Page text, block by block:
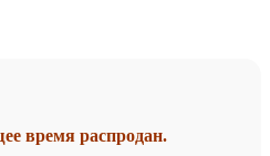
время распродан.